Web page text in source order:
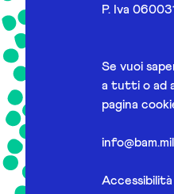
P. Iva
Se vuoi
a tutti o ad
pagina
Accessibilità